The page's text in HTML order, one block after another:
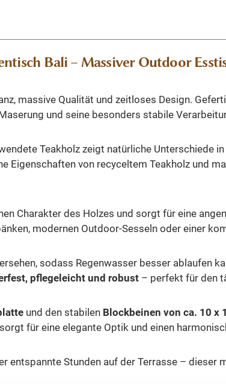
Bali – Massiver Outdoor
massive Qualität und zeitloses Design.
und seine besonders stabile
Teakholz zeigt natürliche Unterschiede
Eigenschaften von recyceltem Teakholz und
Charakter des Holzes und sorgt für eine
modernen Outdoor-Sesseln oder einer
sodass Regenwasser besser ablaufen
pflegeleicht und robust – perfekt für den
und den stabilen Blockbeinen von ca. 10 x
für eine elegante Optik und einen
entspannte Stunden auf der Terrasse –